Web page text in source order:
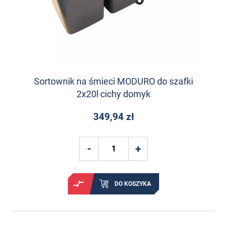
Sortownik na śmieci MODURO do szafki
2x20l cichy domyk
349,94 zł
DO KOSZYKA